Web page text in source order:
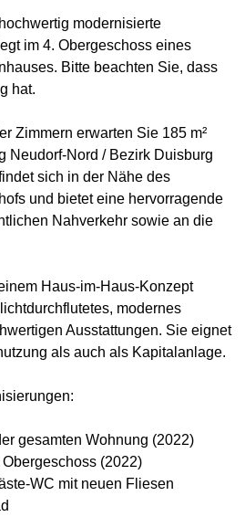
modernisierte
im 4. Obergeschoss eines
Bitte beachten Sie, dass
hat.
Zimmern erwarten Sie 185 m²
Neudorf-Nord / Bezirk Duisburg
sich in der Nähe des
und bietet eine hervorragende
Nahverkehr sowie an die
Haus-im-Haus-Konzept
modernes
Ausstattungen. Sie eignet
als auch als Kapitalanlage.
gesamten Wohnung (2022)
(2022)
WC mit neuen Fliesen